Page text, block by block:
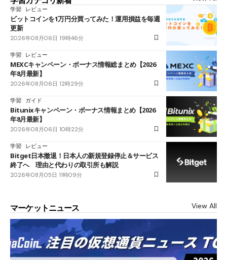
学習 レビュー
ビットコインを1万円分買ってみた！運用損益を毎週
更新
2026年08月06日 19時46分
学習 レビュー
MEXCキャンペーン・ボーナス情報総まとめ【2026
年8月最新】
2026年08月06日 12時29分
学習 ガイド
Bitunixキャンペーン・ボーナス情報まとめ【2026
年8月最新】
2026年08月06日 10時22分
学習 レビュー
Bitget日本撤退！日本人の新規登録停止＆サービス
終了へ 理由と代わりの取引所も解説
2026年08月05日 11時09分
マーケットニュース View All